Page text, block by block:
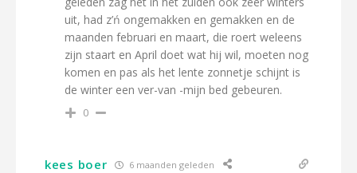
uit, had z’ń ongemakken en gemakken en de
maanden februari en maart, die roert weleens
zijn staart en April doet wat hij wil, moeten nog
komen en pas als het lente zonnetje schijnt is
de winter een ver-van -mijn bed gebeuren.
0
kees boer 6 maanden geleden